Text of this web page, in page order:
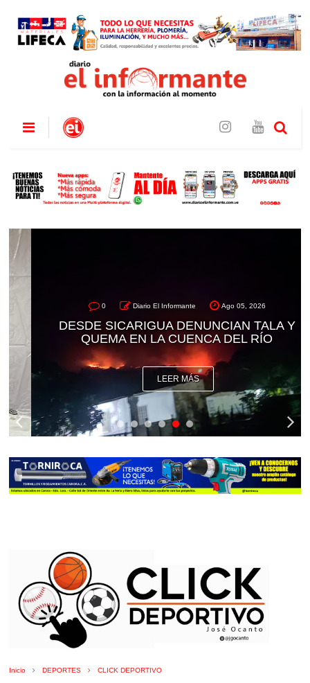
Diario El Informante Ago 05, 2026
DESDE SICARIGUA DENUNCIAN TALA Y
QUEMA EN LA CUENCA DEL RÍO
LEER MÁS
Inicio DEPORTES CLICK DEPORTIVO